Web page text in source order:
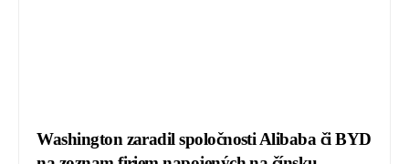
Washington zaradil spoločnosti Alibaba či BYD